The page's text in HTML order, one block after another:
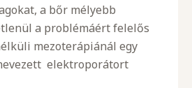
a bőr mélyebb
a problémáért felelős
mezoterápiánál egy
elektroporátort